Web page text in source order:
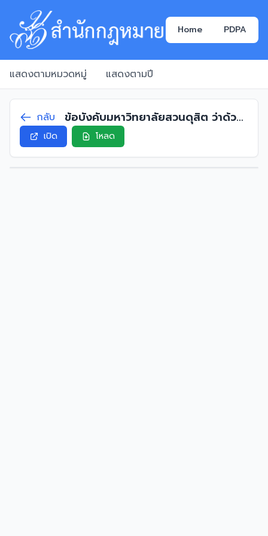
Home PDPA
แสดงตามหมวดหมู่ แสดงตามปี
กลับ
ข้อบังคับมหาวิทยาลัยสวนดุสิต ว่าด้วย
หลักเกณฑ์ และวิธีการพิจารณากำหนด
ตำแหน่งทางวิชาการ (ฉบับที่ 5) พ.ศ.
เปิด โหลด